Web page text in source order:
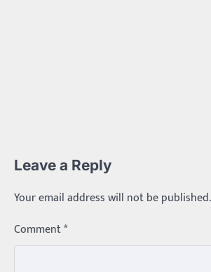
Leave a Reply
Your email address will not be published.
Comment*